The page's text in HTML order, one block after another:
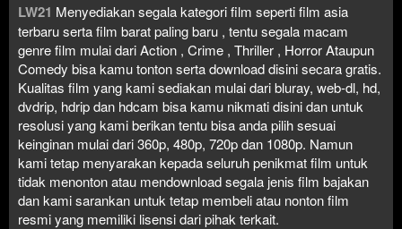
LW21 Menyediakan segala kategori film seperti film asia
terbaru serta film barat paling baru , tentu segala macam
genre film mulai dari Action , Crime , Thriller , Horror Ataupun
Comedy bisa kamu tonton serta download disini secara gratis.
Kualitas film yang kami sediakan mulai dari bluray, web-dl, hd,
dvdrip, hdrip dan hdcam bisa kamu nikmati disini dan untuk
resolusi yang kami berikan tentu bisa anda pilih sesuai
keinginan mulai dari 360p, 480p, 720p dan 1080p. Namun
kami tetap menyarakan kepada seluruh penikmat film untuk
tidak menonton atau mendownload segala jenis film bajakan
dan kami sarankan untuk tetap membeli atau nonton film
resmi yang memiliki lisensi dari pihak terkait.